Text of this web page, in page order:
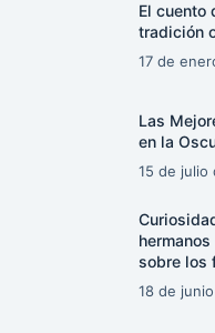
El cuento
tradición
17 de
Las
en la
15 de julio
sobre los
18 de